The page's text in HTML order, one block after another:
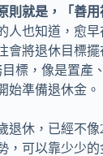
則就是，「善
人也知道，愈
會將退休目標擺
標，像是置產
始準備退休金。
退休，已經不
，可以靠少少